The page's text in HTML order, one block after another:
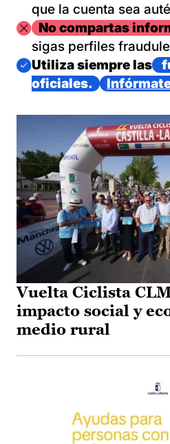
que la cuenta sea
ImagenNo compartas
sigas perfiles
Imagen
Utiliza siempre las
oficiales.
Vuelta Ciclista
impacto social y
medio rural